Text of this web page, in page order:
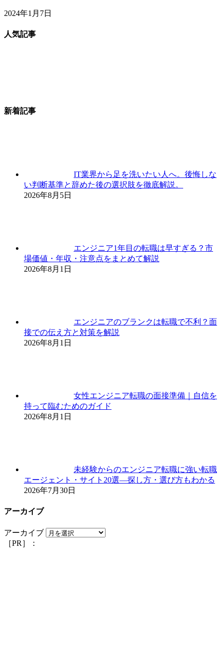
2024年1月7日
人気記事
新着記事
IT業界から足を洗いたい人へ。後悔しな
い判断基準と辞めた後の選択肢を徹底解説。
2026年8月5日
エンジニア1年目の転職は早すぎる？市
場価値・年収・注意点をまとめて解説
2026年8月1日
エンジニアのブランクは転職で不利？面
接での伝え方と対策を解説
2026年8月1日
女性エンジニア転職の面接準備｜自信を
持って臨むためのガイド
2026年8月1日
未経験からのエンジニア転職に強い転職
エージェント・サイト20選―探し方・選び方もわかる
2026年7月30日
アーカイブ
アーカイブ
［PR］：